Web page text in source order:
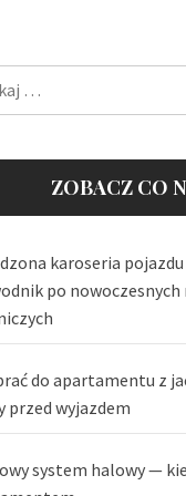
ZOBACZ CO
karoseria
po
do apartamentu z
przed wyjazdem
system halowy —